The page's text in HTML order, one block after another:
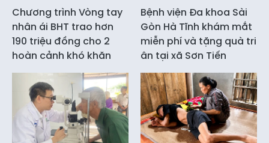
Chương trình Vòng tay
nhân ái BHT trao hơn
190 triệu đồng cho 2
hoàn cảnh khó khăn
Bệnh viện Đa khoa Sài
Gòn Hà Tĩnh khám mắt
miễn phí và tặng quà tri
ân tại xã Sơn Tiến